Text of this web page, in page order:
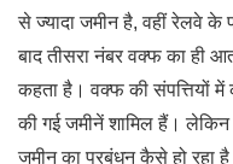
से ज्यादा जमीन है, वहीं रेलवे
बाद तीसरा नंबर वक्फ का
कहता है। वक्फ की संपत्तियों में
की गई जमीनें शामिल हैं। लेकिन
जमीन का प्रबंधन कैसे हो रहा